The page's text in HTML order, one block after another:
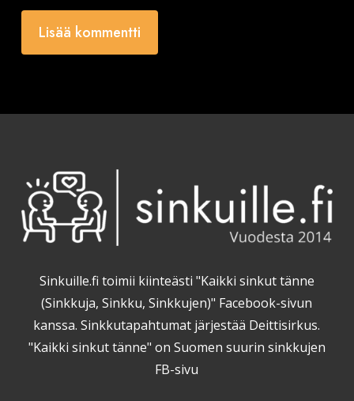
Sinkuille.fi toimii kiinteästi "Kaikki sinkut tänne
(Sinkkuja, Sinkku, Sinkkujen)" Facebook-sivun
kanssa. Sinkkutapahtumat järjestää Deittisirkus.
"Kaikki sinkut tänne" on Suomen suurin sinkkujen
FB-sivu